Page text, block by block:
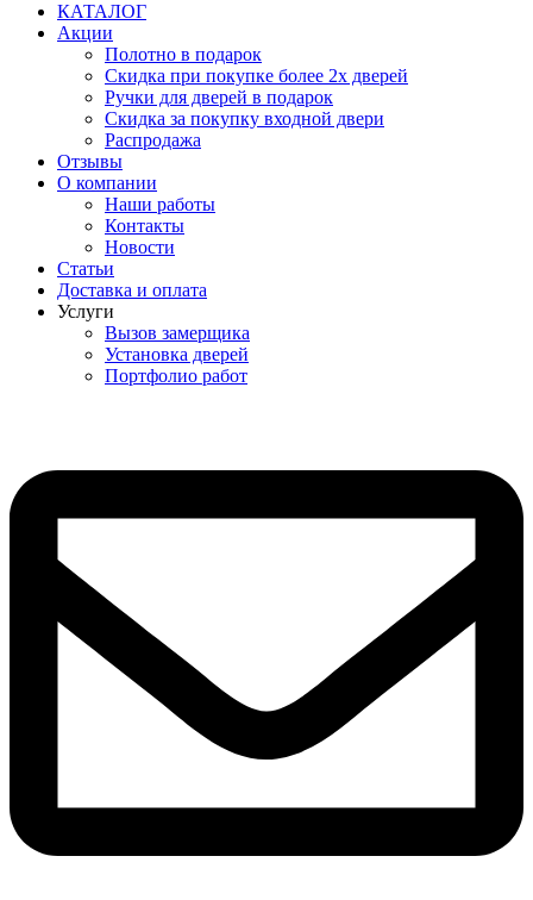
КАТАЛОГ
Акции
Полотно в подарок
Скидка при покупке более 2х дверей
Ручки для дверей в подарок
Скидка за покупку входной двери
Распродажа
Отзывы
О компании
Наши работы
Контакты
Новости
Статьи
Доставка и оплата
Услуги
Вызов замерщика
Установка дверей
Портфолио работ